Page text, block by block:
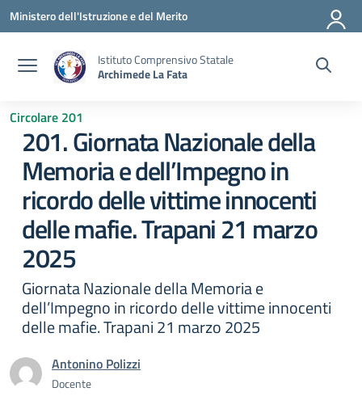
Vai ai contenuti
Vai al menu di navigazione
Vai al footer
Ministero dell'Istruzione e del Merito
Istituto Comprensivo Statale
Archimede La Fata
Circolare 201
201. Giornata Nazionale della
Memoria e dell’Impegno in
ricordo delle vittime innocenti
delle mafie. Trapani 21 marzo
2025
Giornata Nazionale della Memoria e
dell’Impegno in ricordo delle vittime innocenti
delle mafie. Trapani 21 marzo 2025
Antonino Polizzi
Docente